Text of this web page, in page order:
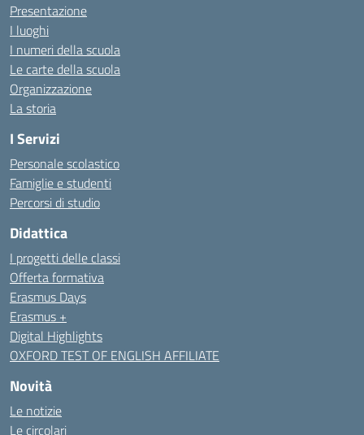
Presentazione
I luoghi
I numeri della scuola
Le carte della scuola
Organizzazione
La storia
I Servizi
Personale scolastico
Famiglie e studenti
Percorsi di studio
Didattica
I progetti delle classi
Offerta formativa
Erasmus Days
Erasmus +
Digital Highlights
OXFORD TEST OF ENGLISH AFFILIATE
Novità
Le notizie
Le circolari